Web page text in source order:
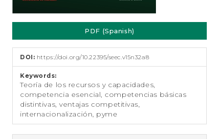
PDF (Spanish)
DOI: https://doi.org/10.22395/seec.v15n32a8
Keywords:
Teoría de los recursos y capacidades,
competencia esencial, competencias básicas
distintivas, ventajas competitivas,
internacionalización, pyme